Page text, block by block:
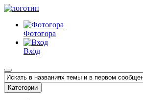
Фотогора
Вход
Категории